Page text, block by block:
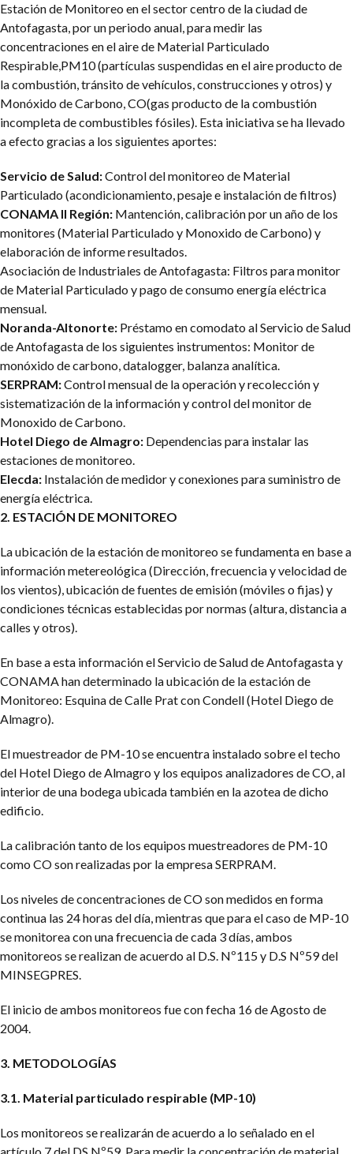
Estación de Monitoreo en el sector centro de la ciudad de
Antofagasta, por un periodo anual, para medir las
concentraciones en el aire de Material Particulado
Respirable,PM10 (partículas suspendidas en el aire producto de
la combustión, tránsito de vehículos, construcciones y otros) y
Monóxido de Carbono, CO(gas producto de la combustión
incompleta de combustibles fósiles). Esta iniciativa se ha llevado
a efecto gracias a los siguientes aportes:
Servicio de Salud:Control del monitoreo de Material
Particulado (acondicionamiento, pesaje e instalación de filtros)
CONAMA II Región: Mantención, calibración por un año de los
monitores (Material Particulado y Monoxido de Carbono) y
elaboración de informe resultados.
Asociación de Industriales de Antofagasta: Filtros para monitor
de Material Particulado y pago de consumo energía eléctrica
mensual.
Noranda-Altonorte: Préstamo en comodato al Servicio de Salud
de Antofagasta de los siguientes instrumentos: Monitor de
monóxido de carbono, datalogger, balanza analítica.
SERPRAM:Control mensual de la operación y recolección y
sistematización de la información y control del monitor de
Monoxido de Carbono.
Hotel Diego de Almagro: Dependencias para instalar las
estaciones de monitoreo.
Elecda: Instalación de medidor y conexiones para suministro de
energía eléctrica.
2. ESTACIÓN DE MONITOREO
La ubicación de la estación de monitoreo se fundamenta en base a
información metereológica (Dirección, frecuencia y velocidad de
los vientos), ubicación de fuentes de emisión (móviles o fijas) y
condiciones técnicas establecidas por normas (altura, distancia a
calles y otros).
En base a esta información el Servicio de Salud de Antofagasta y
CONAMA han determinado la ubicación de la estación de
Monitoreo: Esquina de Calle Prat con Condell (Hotel Diego de
Almagro).
El muestreador de PM-10 se encuentra instalado sobre el techo
del Hotel Diego de Almagro y los equipos analizadores de CO, al
interior de una bodega ubicada también en la azotea de dicho
edificio.
La calibración tanto de los equipos muestreadores de PM-10
como CO son realizadas por la empresa SERPRAM.
Los niveles de concentraciones de CO son medidos en forma
continua las 24 horas del día, mientras que para el caso de MP-10
se monitorea con una frecuencia de cada 3 días, ambos
monitoreos se realizan de acuerdo al D.S. Nº115 y D.S Nº59 del
MINSEGPRES.
El inicio de ambos monitoreos fue con fecha 16 de Agosto de
2004.
3. METODOLOGÍAS
3.1. Material particulado respirable (MP-10)
Los monitoreos se realizarán de acuerdo a lo señalado en el